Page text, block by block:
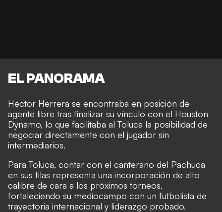
EL PANORAMA
Héctor Herrera se encontraba en posición de
agente libre tras finalizar su vínculo con el Houston
Dynamo, lo que facilitaba al Toluca la posibilidad de
negociar directamente con el jugador sin
intermediarios.
Para Toluca, contar con el canterano del Pachuca
en sus filas representa una incorporación de alto
calibre de cara a los próximos torneos,
fortaleciendo su mediocampo con un futbolista de
trayectoria internacional y liderazgo probado.